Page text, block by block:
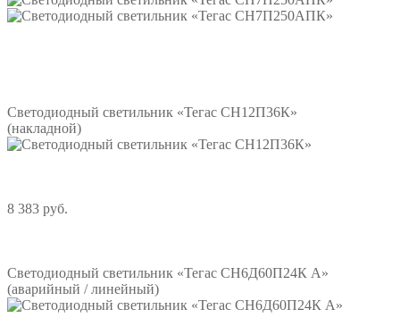
Светодиодный светильник «Тегас СН12П36К»
(накладной)
8 383 руб.
Светодиодный светильник «Тегас СН6Д60П24К А»
(аварийный / линейный)